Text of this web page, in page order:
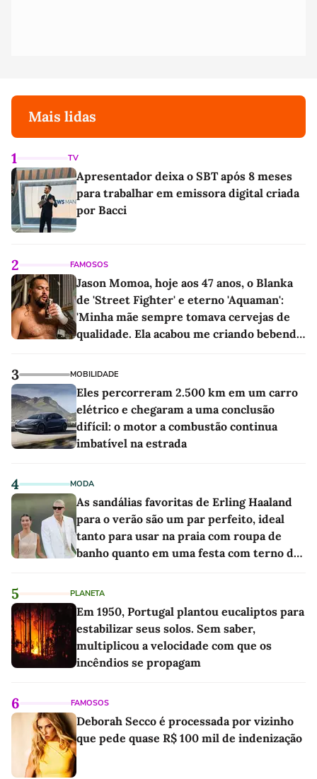
Mais lidas
1 TV
Apresentador deixa o SBT após 8 meses
para trabalhar em emissora digital criada
por Bacci
2 FAMOSOS
Jason Momoa, hoje aos 47 anos, o Blanka
de 'Street Fighter' e eterno 'Aquaman':
'Minha mãe sempre tomava cervejas de
qualidade. Ela acabou me criando bebendo
3 MOBILIDADE
Eles percorreram 2.500 km em um carro
elétrico e chegaram a uma conclusão
difícil: o motor a combustão continua
imbatível na estrada
4 MODA
As sandálias favoritas de Erling Haaland
para o verão são um par perfeito, ideal
tanto para usar na praia com roupa de
banho quanto em uma festa com terno de
5 PLANETA
Em 1950, Portugal plantou eucaliptos para
estabilizar seus solos. Sem saber,
multiplicou a velocidade com que os
incêndios se propagam
6 FAMOSOS
Deborah Secco é processada por vizinho
que pede quase R$ 100 mil de indenização